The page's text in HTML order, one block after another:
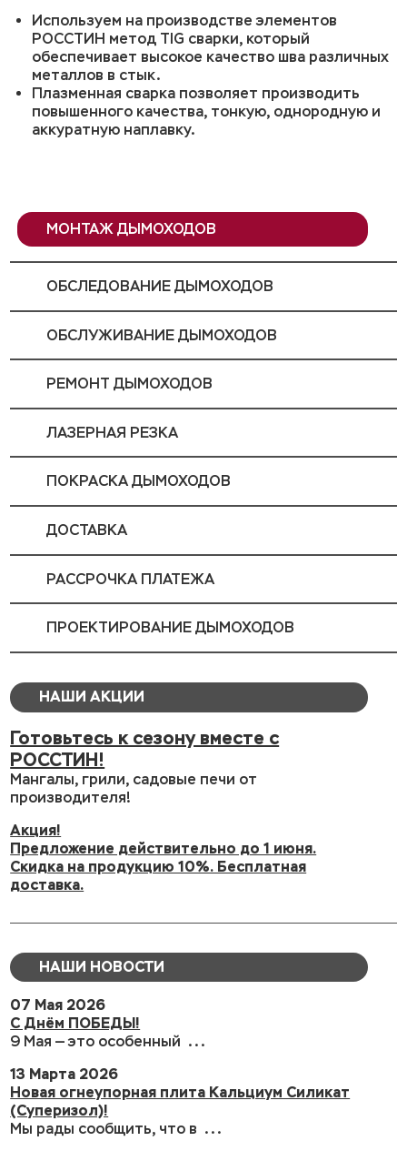
Используем на производстве элементов
РОССТИН метод TIG сварки, который
обеспечивает высокое качество шва различных
металлов в стык.
Плазменная сварка позволяет производить
повышенного качества, тонкую, однородную и
аккуратную наплавку.
МОНТАЖ ДЫМОХОДОВ
ОБСЛЕДОВАНИЕ ДЫМОХОДОВ
ОБСЛУЖИВАНИЕ ДЫМОХОДОВ
РЕМОНТ ДЫМОХОДОВ
ЛАЗЕРНАЯ РЕЗКА
ПОКРАСКА ДЫМОХОДОВ
ДОСТАВКА
РАССРОЧКА ПЛАТЕЖА
ПРОЕКТИРОВАНИЕ ДЫМОХОДОВ
НАШИ АКЦИИ
Готовьтесь к сезону вместе с
РОССТИН!
Мангалы, грили, садовые печи от
производителя!
Акция!
Предложение действительно до 1 июня.
Скидка на продукцию 10%. Бесплатная
доставка.
НАШИ НОВОСТИ
07 Мая 2026
С Днём ПОБЕДЫ!
9 Мая — это особенный ...
13 Марта 2026
Новая огнеупорная плита Кальциум Силикат
(Суперизол)!
Мы рады сообщить, что в ...